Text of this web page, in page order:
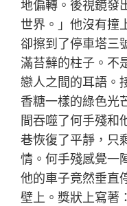
地偏轉。後視鏡發
世界。」他沒有撞
卻擦到了停車塔三
滿苔蘚的柱子。不
戀人之間的耳語。
香糖一樣的綠色光
間吞噬了何手殘和
巷恢復了平靜，只
情。何手殘感覺一
他的車子竟然垂直
壁上。獎狀上寫